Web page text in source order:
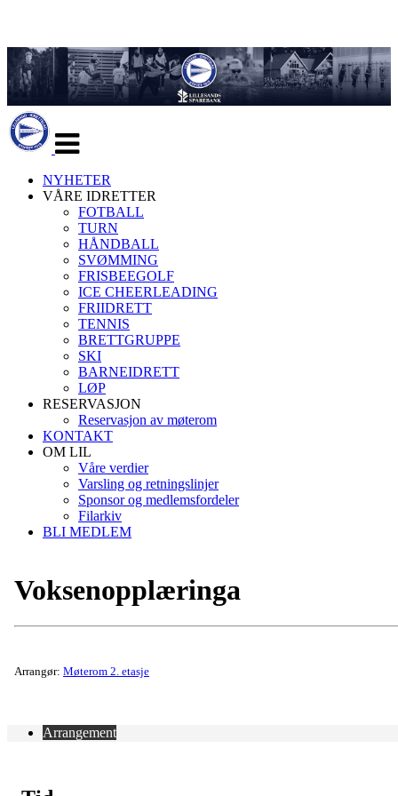
navigasjon
NYHETER
VÅRE IDRETTER
FOTBALL
TURN
HÅNDBALL
SVØMMING
FRISBEEGOLF
ICE CHEERLEADING
FRIIDRETT
TENNIS
BRETTGRUPPE
SKI
BARNEIDRETT
LØP
RESERVASJON
Reservasjon av møterom
KONTAKT
OM LIL
Våre verdier
Varsling og retningslinjer
Sponsor og medlemsfordeler
Filarkiv
BLI MEDLEM
Voksenopplæringa
Arrangør: Møterom 2. etasje
Arrangement